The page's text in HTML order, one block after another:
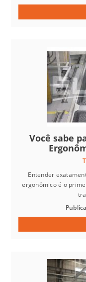
Você sabe
Entender
ergonômico é o